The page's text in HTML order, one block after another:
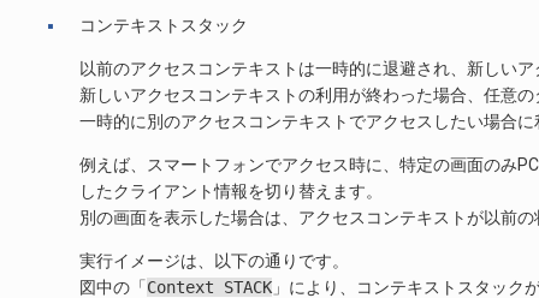
コンテキストスタック
以前のアクセスコンテキストは一時的に退避され、新しい
新しいアクセスコンテキストの利用が終わった場合、任意
一時的に別のアクセスコンテキストでアクセスしたい場合
例えば、スマートフォンでアクセス時に、特定の画面のみ
したクライアント情報を切り替えます。
別の画面を表示した場合は、アクセスコンテキストが以前
実行イメージは、以下の通りです。
図中の「Context STACK」により、コンテキストスタック